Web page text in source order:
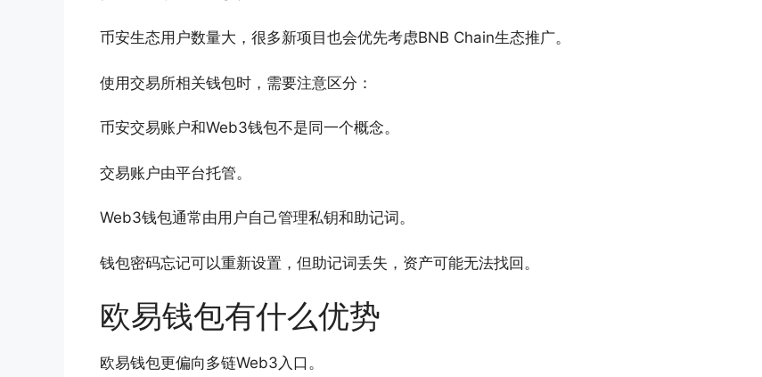
币安生态用户数量大，很多新项目也会优先考虑BNB Chain生态推广。
使用交易所相关钱包时，需要注意区分：
币安交易账户和Web3钱包不是同一个概念。
交易账户由平台托管。
Web3钱包通常由用户自己管理私钥和助记词。
钱包密码忘记可以重新设置，但助记词丢失，资产可能无法找回。
欧易钱包有什么优势
欧易钱包更偏向多链Web3入口。